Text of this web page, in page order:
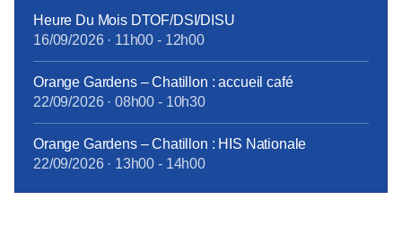
Heure Du Mois DTOF/DSI/DISU
16/09/2026· 11h00 - 12h00
Orange Gardens – Chatillon : accueil café
22/09/2026· 08h00 - 10h30
Orange Gardens – Chatillon : HIS Nationale
22/09/2026· 13h00 - 14h00